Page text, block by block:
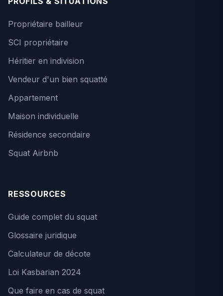
Propriétaire bailleur
SCI propriétaire
Héritier en indivision
Vendeur d'un bien squatté
Appartement
Maison individuelle
Résidence secondaire
Squat Airbnb
RESSOURCES
Guide complet du squat
Glossaire juridique
Calculateur de décote
Loi Kasbarian 2024
Que faire en cas de squat